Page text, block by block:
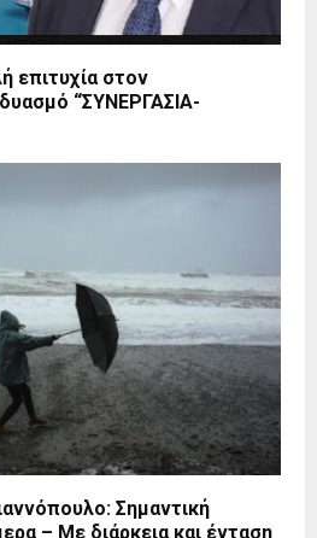
επιτυχία στον
“ΣΥΝΕΡΓΑΣΙΑ-
Σημαντική
– Με διάρκεια και ένταση